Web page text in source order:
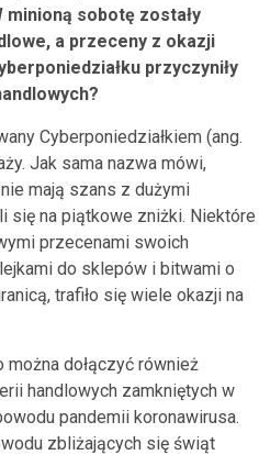
minioną sobotę zostały
a przeceny z okazji
przyczyniły
Cyberponiedziałkiem (ang.
Jak sama nazwa mówi,
mają szans z dużymi
się na piątkowe zniżki. Niektóre
przecenami swoich
do sklepów i bitwami o
trafiło się wiele okazji na
można dołączyć również
handlowych zamkniętych w
pandemii koronawirusa.
zbliżających się świąt